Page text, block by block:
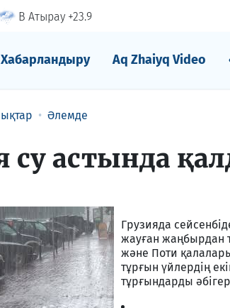
В Атырау +23.9
Хабарландыру Aq Zhaiyq Video
Әлемде
су астында
Грузияда
жауған жаңбырдан
және Поти
тұрғын үйлердің
тұрғындарды